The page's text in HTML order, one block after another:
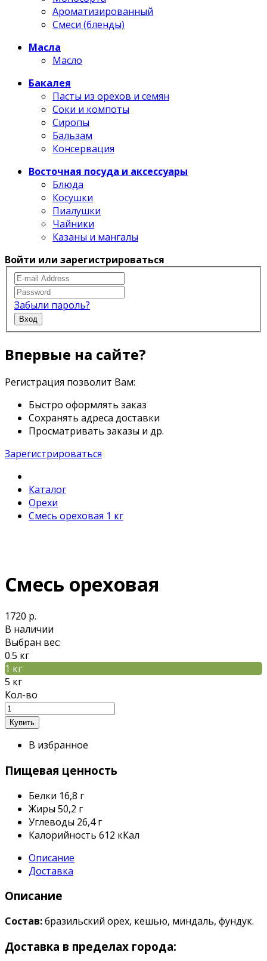
Ароматизированный
Смеси (бленды)
Масла
Масло
Бакалея
Пасты из орехов и семян
Соки и компоты
Сиропы
Бальзам
Консервация
Восточная посуда и аксессуары
Блюда
Косушки
Пиалушки
Чайники
Казаны и мангалы
Войти или зарегистрироваться
Забыли пароль?
Вход
Впервые на сайте?
Регистрация позволит Вам:
Быстро оформлять заказ
Сохранять адреса доставки
Просматривать заказы и др.
Зарегистрироваться
Каталог
Орехи
Смесь ореховая 1 кг
Смесь ореховая
1720 р.
В наличии
Выбран вес:
0.5 кг
1 кг
5 кг
Кол-во
В избранное
Пищевая ценность
Белки 16,8 г
Жиры 50,2 г
Углеводы 26,4 г
Калорийность 612 кКал
Описание
Доставка
Описание
Состав:бразильский орех, кешью, миндаль, фундук.
Доставка в пределах города: